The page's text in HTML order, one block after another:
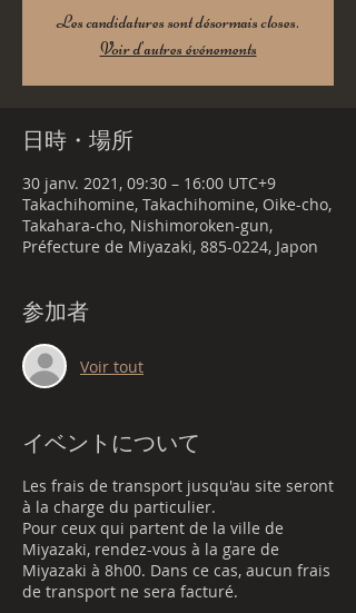
Les candidatures sont désormais closes.
Voir d'autres événements
日時・場所
30 janv. 2021, 09:30 – 16:00 UTC+9
Takachihomine, Takachihomine, Oike-cho,
Takahara-cho, Nishimoroken-gun,
Préfecture de Miyazaki, 885-0224, Japon
参加者
Voir tout
イベントについて
Les frais de transport jusqu'au site seront
à la charge du particulier.
Pour ceux qui partent de la ville de
Miyazaki, rendez-vous à la gare de
Miyazaki à 8h00. Dans ce cas, aucun frais
de transport ne sera facturé.